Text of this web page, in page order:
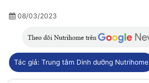
08/03/2023
Tác giả: Trung tâm Dinh dưỡng Nutrihome